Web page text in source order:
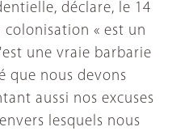
déclare, le 14
colonisation « est un
une vraie barbarie
que nous devons
aussi nos excuses
lesquels nous